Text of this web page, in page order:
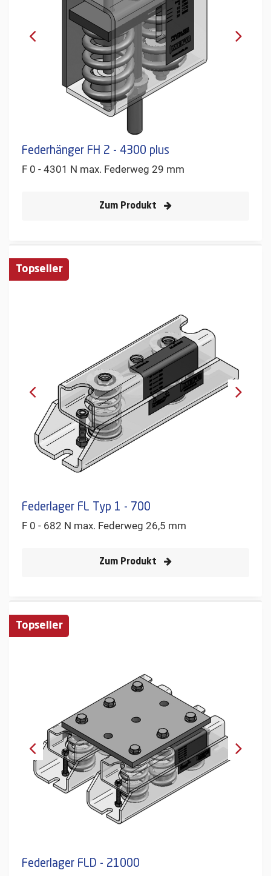
Federhänger FH 2 - 4300 plus
F 0 - 4301 N max. Federweg 29 mm
Zum Produkt
Topseller
Federlager FL Typ 1 - 700
F 0 - 682 N max. Federweg 26,5 mm
Zum Produkt
Topseller
Federlager FLD - 21000